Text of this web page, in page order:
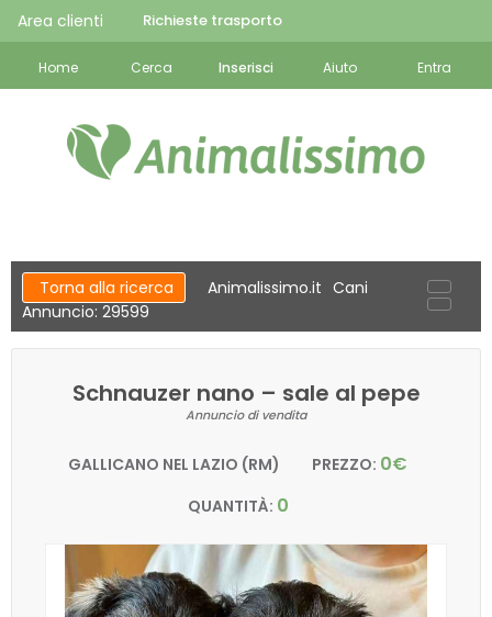
Area clienti Richieste trasporto
Home Cerca Inserisci Aiuto Entra
Torna alla ricerca Animalissimo.it Cani
Annuncio: 29599
Schnauzer nano – sale al pepe
Annuncio di vendita
GALLICANO NEL LAZIO (RM) PREZZO: 0€
QUANTITÀ: 0